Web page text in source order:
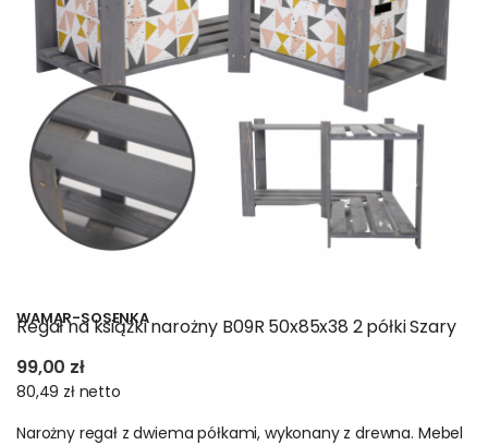
WAMAR-SOSENKA
Regał na książki narożny B09R 50x85x38 2 półki Szary
99,00 zł
80,49 zł netto
Narożny regał z dwiema półkami, wykonany z drewna. Mebel